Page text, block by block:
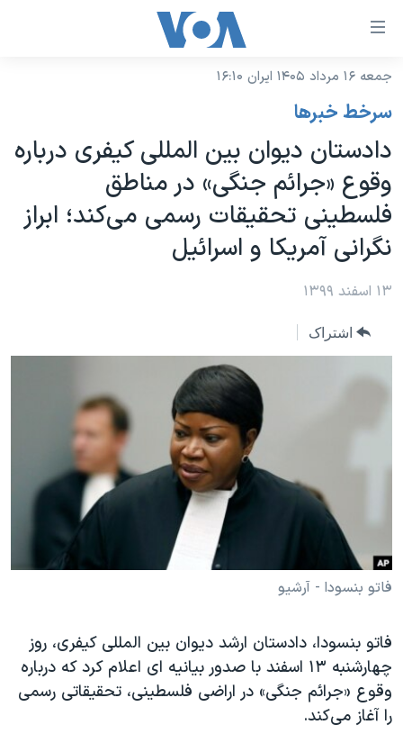
لینکهای
دسترسی
جهش
محتوای
اصلی
جهش
صفحه
جهش
جستجو
نسخه سبک وب‌سایت
موضوع ها
ایران
آمریکا
جهان
ورزشی
گزیده‌ها
ویژه برنامه‌ها
علم و فناوری
اسرائیل در جنگ
گالری عکس
برنامه های تلویزیونی
جدول برنامه ها
صفحه‌های ویژه
جام جهانی ۲۰۲۶
عملیات خشم حماسی
۲۵۰سالگی آمریکا
بایگانی برنامه‌های تلویزیونی
انتخابات ریاست جمهوری آمریکا ۲۰۲۴
حمله جمهوری اسلامی به اسرائیل
رمز مهسا
ورزش زنان در ایران
اعتراضات زن، زندگی، آزادی
تریبونال مردمی آبان ۹۸
دادگاه حمید نوری
چهل سال گروگان‌گیری
فرکانس‌های صدای آمریکا
پخش رادیویی
یادگیری زبان انگلیسی
زبانهای مختلف
جمعه ۱۶ مرداد ۱۴۰۵ ایران ۱۶:۱۰
سرخط خبرها
دادستان دیوان بین المللی کیفری درباره
وقوع «جرائم جنگی» در مناطق
فلسطینی تحقیقات رسمی می‌کند؛ ابراز
نگرانی آمریکا و اسرائیل
۱۳ اسفند ۱۳۹۹
اشتراک
فاتو بنسودا - آرشیو
فاتو بنسودا، دادستان ارشد دیوان بین المللی کیفری، روز
چهارشنبه ۱۳ اسفند با صدور بیانیه ای اعلام کرد که درباره
وقوع «جرائم جنگی» در اراضی فلسطینی، تحقیقاتی رسمی
را آغاز می‌کند.